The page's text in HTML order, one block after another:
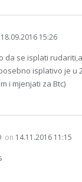
18.09.2016 15:26
da se isplati
isplativo je u
i mjenjati za Btc)
on 14.11.2016 11:15